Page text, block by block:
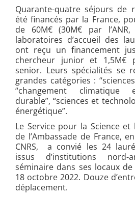
Quarante-quatre séjours de
été financés par la France,
de 60M€ (30M€ par
laboratoires d’accueil des
ont reçu un financement
chercheur junior et 1,5M€
senior. Leurs spécialités se
grandes catégories :
“changement climatique
durable”, “sciences et
énergétique”.
Le Service pour la Science et
de l’Ambassade de France,
CNRS, a convié les 24
issus d’institutions
séminaire dans ses locaux
18 octobre 2022. Douze
déplacement.